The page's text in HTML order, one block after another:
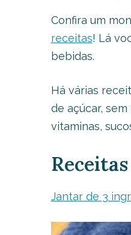
Confira um
receitas! Lá
bebidas.
Há várias
de açúcar,
vitaminas,
Jantar de 3